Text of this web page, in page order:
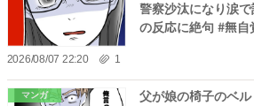
警察沙汰になり涙
の反応に絶句 #無
2026/08/07 22:20 1
マンガ
父が娘の椅子のベ